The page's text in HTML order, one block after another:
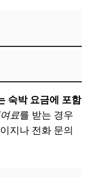
숙박 요금에 포함
료를 받는 경우
지나 전화 문의